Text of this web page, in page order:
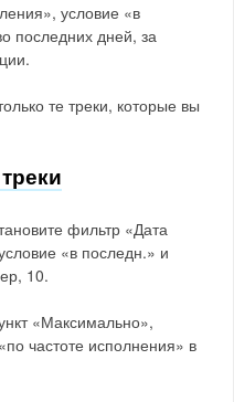
условие «в
последних дней, за
те треки, которые вы
фильтр «Дата
«в последн.» и
10.
«Максимально»,
частоте исполнения» в